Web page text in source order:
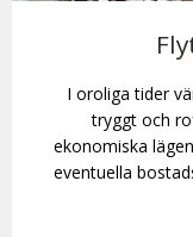
I oroliga tider
tryggt och
ekonomiska
eventuella